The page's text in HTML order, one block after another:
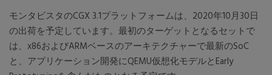
モンタビスタのCGX 3.1プラットフォームは、2020年10月30日
の出荷を予定しています。最初のターゲットとなるセットで
は、x86およびARMベースのアーキテクチャーで最新のSoC
と、アプリケーション開発にQEMU仮想化モデルとEarly